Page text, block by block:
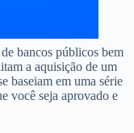
bancos públicos bem
a aquisição de um
baseiam em uma série
você seja aprovado e